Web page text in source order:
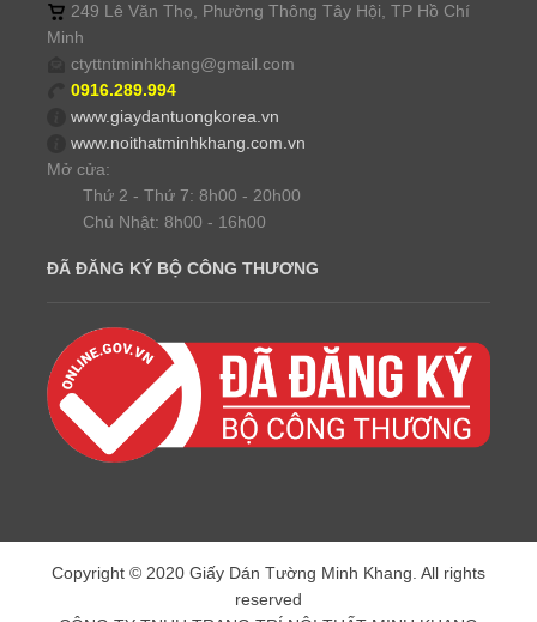
249 Lê Văn Thọ, Phường Thông Tây Hội, TP Hồ Chí
Minh
ctyttntminhkhang@gmail.com
0916.289.994
www.giaydantuongkorea.vn
www.noithatminhkhang.com.vn
Mở cửa:
Thứ 2 - Thứ 7: 8h00 - 20h00
Chủ Nhật: 8h00 - 16h00
ĐÃ ĐĂNG KÝ BỘ CÔNG THƯƠNG
Copyright © 2020 Giấy Dán Tường Minh Khang. All rights
reserved